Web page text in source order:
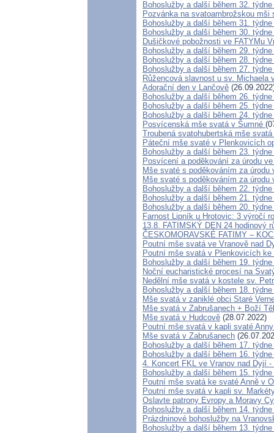
Bohoslužby a další během 32.
Pozvánka na svatoambrožskou mši
Bohoslužby a další během 31.
Bohoslužby a další během 30.
Dušičkové pobožnosti ve FATYMu
Bohoslužby a další během 29.
Bohoslužby a další během 28.
Bohoslužby a další během 27.
Růžencová slavnost u sv. Michaela
Adorační den v Lančově
Bohoslužby a další během 26.
Bohoslužby a další během 25.
Bohoslužby a další během 24.
Posvícenská mše svatá v Šumné
Troubená svatohubertská mše
Páteční mše svaté v Plenkovicích
Bohoslužby a další během 23.
Posvícení a poděkování za úrodu
Mše svaté s poděkováním za
Mše svaté s poděkováním za
Bohoslužby a další během 22.
Bohoslužby a další během 21.
Bohoslužby a další během 20.
Farnost Lipník u Hrotovic: 3 výročí
13.8. FATIMSKÝ DEN 24 hodinový
ČESKOMORAVSKÉ FATIMY –
Poutní mše svatá ve Vranově nad
Poutní mše svatá v Plenkovicích ke
Bohoslužby a další během 19.
Noční eucharistické procesí na
Nedělní mše svatá v kostele sv.
Bohoslužby a další během 18.
Mše svatá v zaniklé obci Staré
Mše svatá v Zabrušanech + Boží
Mše svatá v Hudcově (28.07.2022)
Poutní mše svatá v kapli svaté
Mše svatá v Zabrušanech
Bohoslužby a další během 17.
Bohoslužby a další během 16.
4. Koncert FKL ve Vranov nad Dyjí
Bohoslužby a další během 15.
Poutní mše svatá ke svaté Anně v
Poutní mše svatá v kapli sv.
Oslavte patrony Evropy a Moravy
Bohoslužby a další během 14.
Prázdninové bohoslužby na
Bohoslužby a další během 13.